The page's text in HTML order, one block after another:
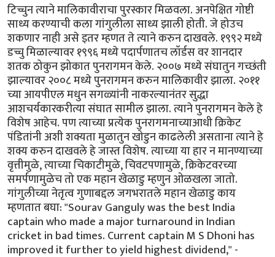
टिच्चुन त्याने मालिकावीराचा पुरस्कार मिळवला. अनपेक्षित गोष्टी
साध्य करण्याची कला गांगुलीला साध्य झाली होती. जे होउच
शकणार नाही असे इतर म्हणत ते त्याने करुन दाखवले. १९९२ मध्ये
डच्चु मिळाल्यावर १९९६ मध्ये पदार्पणातच लॉर्डस वर शानदार
शतक ठोकुन झोकात पुनरागमन केले. २००७ मध्ये संघातुन गच्छंती
झाल्यावर २००८ मध्ये पुनरागमन करुन मालिकावीर झाला. २०११
च्या आयपीएल मधुन सगळ्यांनी नाकरल्यानंतर सुद्धा
आशचर्यकारकरीत्या संघात सामील झाला. त्याने पुनरागमन केले हे
विशेष आहेच. पण त्याच्या प्रत्येक पुनरागमनाच्याआधी क्रिकेट
पंडितांनी अशी शक्यता मुळातुन खोडुन काढलेली असताना त्याने हे
शक्य करुन दाखवले हे जास्त विशेष. त्याच्या या हार न मानण्याच्या
वृत्तीमुळे, त्याच्या चिकाटीमुळे, चिवटपणामुळे, क्रिकेटवरच्या
समर्पणामुळेच तो एक महान खेळाडु म्हणुन ओळखला जातो.
गांगुलीच्या नेतृत्व गुणाबद्दल जगभरातले महान खेळाडु काय
म्हणतात बघा: "Sourav Ganguly was the best India
captain who made a major turnaround in Indian
cricket in bad times. Current captain M S Dhoni has
improved it further to yield highest dividend," -